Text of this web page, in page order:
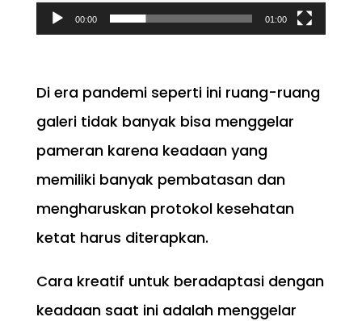
00:00 01:00
Di era pandemi seperti ini ruang-ruang
galeri tidak banyak bisa menggelar
pameran karena keadaan yang
memiliki banyak pembatasan dan
mengharuskan protokol kesehatan
ketat harus diterapkan.
Cara kreatif untuk beradaptasi dengan
keadaan saat ini adalah menggelar